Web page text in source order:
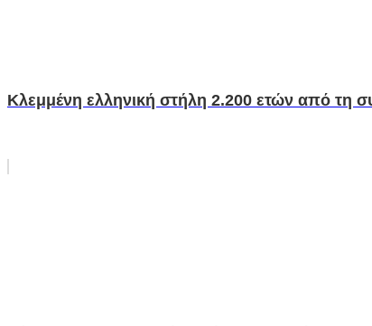
Κλεμμένη ελληνική στήλη 2.200 ετών από τη